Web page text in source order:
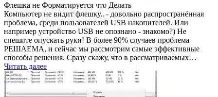
Флешка не Форматируется что Делать
Компьютер не видит флешку.. - довольно распространённая
проблема, среди пользователей USB накопителей. Или
например устройство USB не опознано - знакомо?) Не
спешите опускать руки! В более 90% случаев проблема
РЕШАЕМА, и сейчас мы рассмотрим самые эффективные
способы решения. Сразу скажу, что в рассматриваемых…
Читать далее